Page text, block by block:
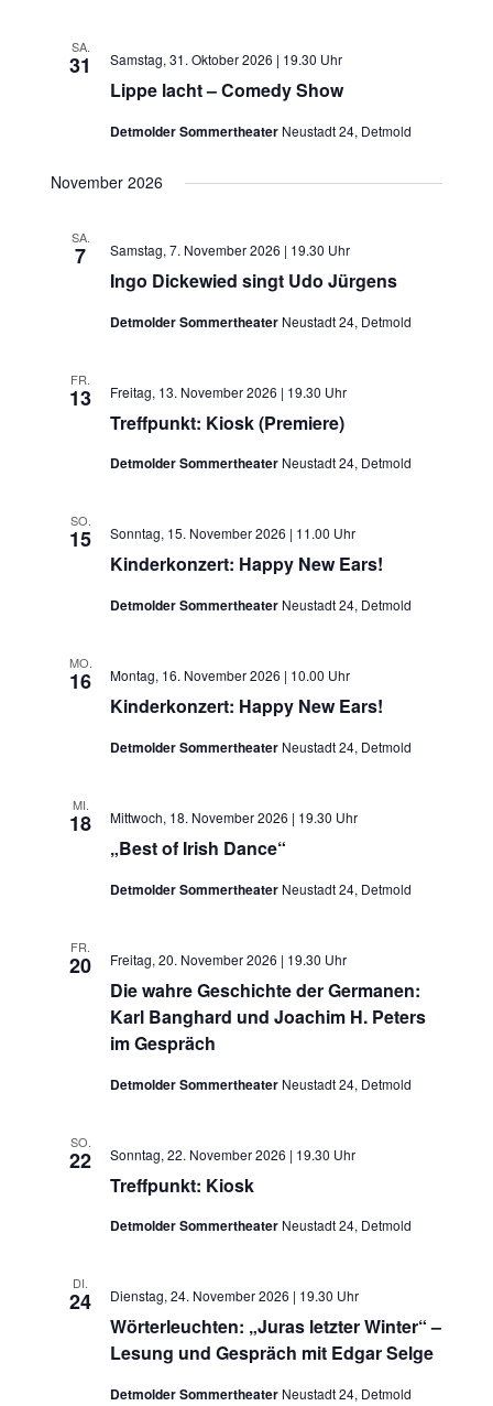
SA.
31
Lippe lacht – Comedy Show
Samstag, 31. Oktober 2026 | 19.30 Uhr
Detmolder Sommertheater Neustadt 24, Detmold
November 2026
SA.
7
Ingo Dickewied singt Udo Jürgens
Samstag, 7. November 2026 | 19.30 Uhr
Detmolder Sommertheater Neustadt 24, Detmold
FR.
13
Treffpunkt: Kiosk (Premiere)
Freitag, 13. November 2026 | 19.30 Uhr
Detmolder Sommertheater Neustadt 24, Detmold
SO.
15
Kinderkonzert: Happy New Ears!
Sonntag, 15. November 2026 | 11.00 Uhr
Detmolder Sommertheater Neustadt 24, Detmold
MO.
16
Kinderkonzert: Happy New Ears!
Montag, 16. November 2026 | 10.00 Uhr
Detmolder Sommertheater Neustadt 24, Detmold
MI.
18
„Best of Irish Dance“
Mittwoch, 18. November 2026 | 19.30 Uhr
Detmolder Sommertheater Neustadt 24, Detmold
FR.
20
Die wahre Geschichte der Germanen:
Karl Banghard und Joachim H. Peters
im Gespräch
Freitag, 20. November 2026 | 19.30 Uhr
Detmolder Sommertheater Neustadt 24, Detmold
SO.
22
Treffpunkt: Kiosk
Sonntag, 22. November 2026 | 19.30 Uhr
Detmolder Sommertheater Neustadt 24, Detmold
DI.
24
Wörterleuchten: „Juras letzter Winter“ –
Lesung und Gespräch mit Edgar Selge
Dienstag, 24. November 2026 | 19.30 Uhr
Detmolder Sommertheater Neustadt 24, Detmold